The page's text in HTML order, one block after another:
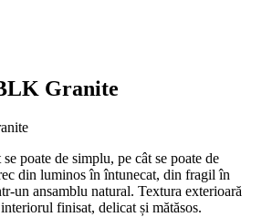
Granite
poate de simplu, pe cât se poate de
din luminos în întunecat, din fragil în
un ansamblu natural. Textura exterioară
finisat, delicat și mătăsos.